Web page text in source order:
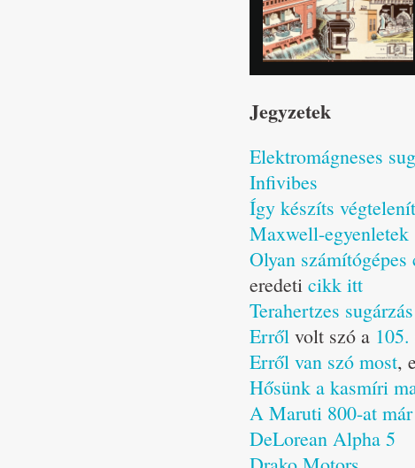
Jegyzetek
Elektromágneses
Infivibes
Így készíts
Maxwell-egyenletek
Olyan
eredeti cikk itt
Terahertzes sugárzás
Erről volt szó a
Erről van szó most,
Hősünk a kasmíri
A Maruti 800-at
DeLorean Alpha 5